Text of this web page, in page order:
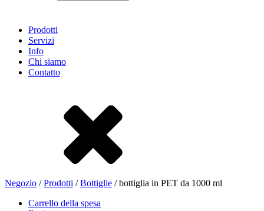
LD-PE
Metallo
Borsa e Bag-in-Box
Bottiglie di birra
Prodotti
Servizi
Info
Chi siamo
Contatto
Negozio /Prodotti /Bottiglie / bottiglia in PET da 1000 ml
Carrello della spesa